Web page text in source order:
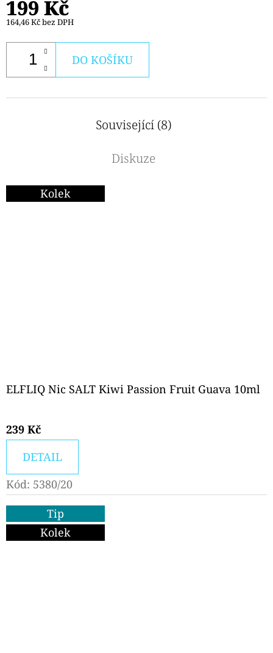
199 Kč
164,46 Kč bez DPH
DO KOŠÍKU
Související (8)
Diskuze
Kolek
ELFLIQ Nic SALT Kiwi Passion Fruit Guava 10ml
239 Kč
DETAIL
Kód: 5380/20
Tip
Kolek